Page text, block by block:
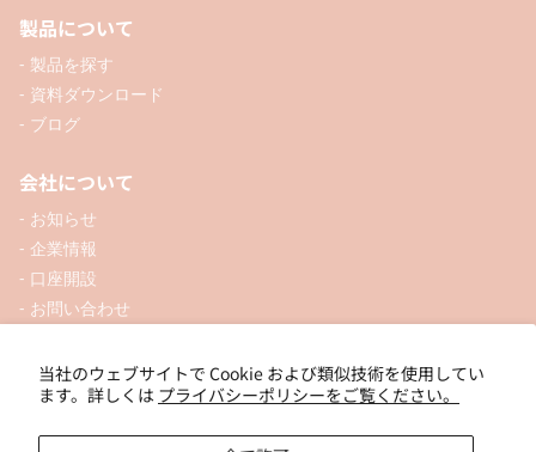
当社のウェブサイトで Cookie および類似技術を使用してい
ます。詳しくは プライバシーポリシーをご覧ください。
製品について
- 製品を探す
- 資料ダウンロード
- ブログ
会社について
- お知らせ
- 企業情報
- 口座開設
- お問い合わせ
ソーシャル